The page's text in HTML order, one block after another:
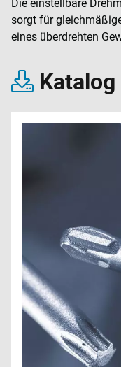
Die einstellbare
sorgt für
eines überdrehten